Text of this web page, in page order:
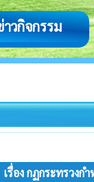
าวกิจกรรม
เรื่อง กฏกระทรวง